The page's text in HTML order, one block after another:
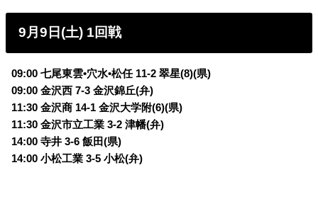
9月9日(土) 1回戦
09:00 七尾東雲•穴水•松任 11-2 翠星(8)(県)
09:00 金沢西 7-3 金沢錦丘(弁)
11:30 金沢商 14-1 金沢大学附(6)(県)
11:30 金沢市立工業 3-2 津幡(弁)
14:00 寺井 3-6 飯田(県)
14:00 小松工業 3-5 小松(弁)